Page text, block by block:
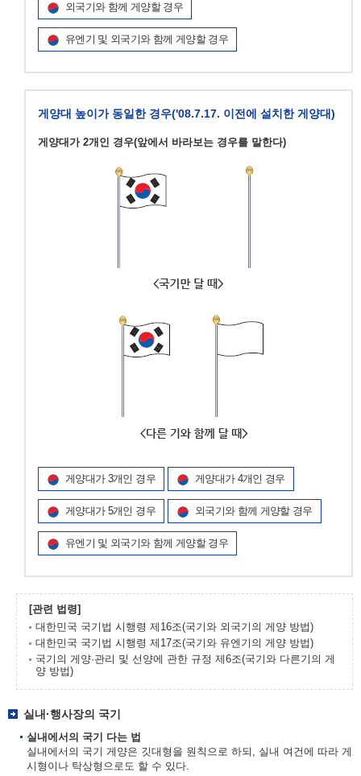
외국기와 함께 게양할 경우
유엔기 및 외국기와 함께 게양할 경우
게양대 높이가 동일한 경우('08.7.17. 이전에 설치한 게양대)
게양대가 2개인 경우(앞에서 바라보는 경우를 말한다)
게양대가 3개인 경우 게양대가 4개인 경우
게양대가 5개인 경우 외국기와 함께 게양할 경우
유엔기 및 외국기와 함께 게양할 경우
[관련 법령]
대한민국 국기법 시행령 제16조(국기와 외국기의 게양 방법)
대한민국 국기법 시행령 제17조(국기와 유엔기의 게양 방법)
국기의 게양·관리 및 선양에 관한 규정 제6조(국기와 다른기의 게
양 방법)
실내·행사장의 국기
실내에서의 국기 다는 법
실내에서의 국기 게양은 깃대형을 원칙으로 하되, 실내 여건에 따라 게
시형이나 탁상형으로도 할 수 있다.